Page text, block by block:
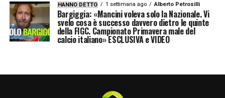
HANNO DETTO 1 settimana ago Alberto Petrosilli
Bargiggia: «Mancini voleva solo la Nazionale. Vi
svelo cosa è successo davvero dietro le quinte
della FIGC. Campionato Primavera male del
calcio italiano» ESCLUSIVA e VIDEO